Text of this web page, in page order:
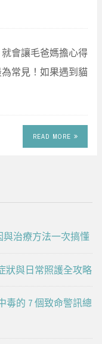
會讓毛爸媽擔心得
常見！如果遇到貓
READ MORE
治療方法一次搞懂
狀與日常照護全攻略
毒的 7 個致命警訊總